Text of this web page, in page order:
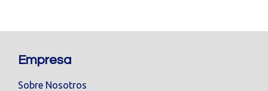
Empresa
Sobre Nosotros